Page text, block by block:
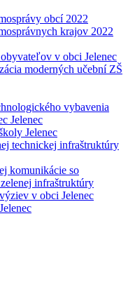
obcí 2022
krajov 2022
v obci Jelenec
moderných učební ZŠ
vybavenia
Jelenec
Jelenec
technickej infraštruktúry
komunikácie so
infraštruktúry
v obci Jelenec